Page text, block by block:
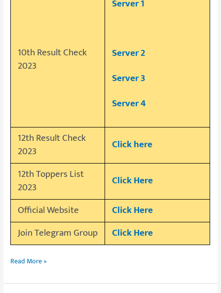
10th Result Check
2023
Server 1
Server 2
Server 3
Server 4
12th Result Check
2023
Click here
12th Toppers List
2023
Click Here
Official Website
Click Here
Join Telegram Group
Click Here
Read More »